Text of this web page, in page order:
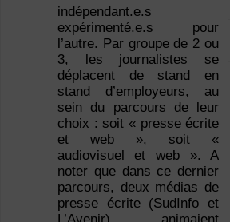
indépendant.e.s
expérimenté.e.s pour
l’autre. Par groupe de 2 ou
3, les journalistes se
déplacent de stand en
stand d’employeurs, au
sein du parcours de leur
choix : soit « presse écrite
et web », soit «
audiovisuel et web ». A
noter que dans ce dernier
parcours, deux médias de
presse écrite (SudInfo et